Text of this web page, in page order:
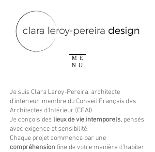
ME
NU
Je suis Clara Leroy-Pereira, architecte
d’intérieur, membre du Conseil Français des
Architectes d'Intérieur (CFAI).
Je conçois des lieux de vie intemporels, pensés
avec exigence et sensibilité.
Chaque projet commence par une
compréhension fine de votre manière d’habiter